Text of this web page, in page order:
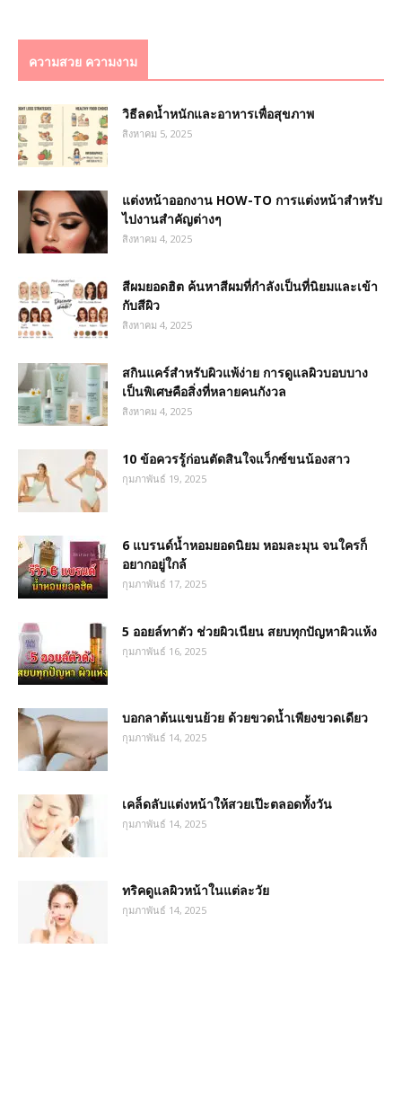
ความสวย ความงาม
วิธีลดน้ำหนักและอาหารเพื่อสุขภาพ
สิงหาคม 5, 2025
แต่งหน้าออกงาน HOW-TO การแต่งหน้าสำหรับ
ไปงานสำคัญต่างๆ
สิงหาคม 4, 2025
สีผมยอดฮิต ค้นหาสีผมที่กำลังเป็นที่นิยมและเข้า
กับสีผิว
สิงหาคม 4, 2025
สกินแคร์สำหรับผิวแพ้ง่าย การดูแลผิวบอบบาง
เป็นพิเศษคือสิ่งที่หลายคนกังวล
สิงหาคม 4, 2025
10 ข้อควรรู้ก่อนตัดสินใจแว็กซ์ขนน้องสาว
กุมภาพันธ์ 19, 2025
6 แบรนด์น้ำหอมยอดนิยม หอมละมุน จนใครก็
อยากอยู่ใกล้
กุมภาพันธ์ 17, 2025
5 ออยล์ทาตัว ช่วยผิวเนียน สยบทุกปัญหาผิวแห้ง
กุมภาพันธ์ 16, 2025
บอกลาต้นแขนย้วย ด้วยขวดน้ำเพียงขวดเดียว
กุมภาพันธ์ 14, 2025
เคล็ดลับแต่งหน้าให้สวยเป๊ะตลอดทั้งวัน
กุมภาพันธ์ 14, 2025
ทริคดูแลผิวหน้าในแต่ละวัย
กุมภาพันธ์ 14, 2025